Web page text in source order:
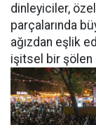
dinleyiciler,
parçalarında
ağızdan eşlik
işitsel bir şölen